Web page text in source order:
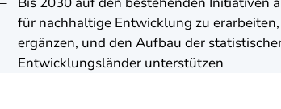
für nachhaltige Entwicklung zu
ergänzen, und den Aufbau der
Entwicklungsländer unterstützen